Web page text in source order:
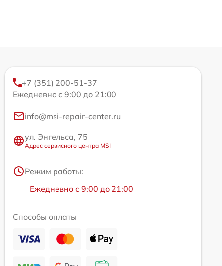
+7 (351) 200-51-37
Ежедневно с 9:00 до 21:00
info@msi-repair-center.ru
ул. Энгельса, 75
Адрес сервисного центра MSI
Режим работы:
Ежедневно с 9:00 до 21:00
Способы оплаты